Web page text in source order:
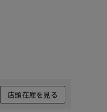
店頭在庫を見る